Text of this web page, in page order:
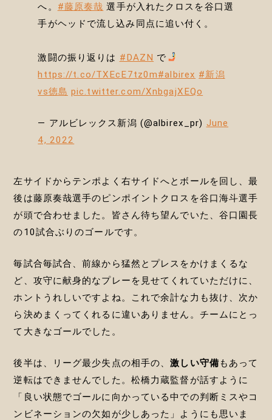
へ。 #藤原奏哉 選手が入れたクロスを谷口選
手がヘッドで流し込み同点に追い付く。
激闘の振り返りは #DAZN で
https://t.co/TXEcE7tz0m#albirex #新潟
vs徳島 pic.twitter.com/XnbgajXEQo
— アルビレックス新潟 (@albirex_pr) June
4, 2022
左サイドからテンポよく右サイドへとボールを回し、最
後は藤原奏哉選手のピンポイントクロスを谷口海斗選手
が頭で合わせました。皆さん待ち望んでいた、谷口園長
の10試合ぶりのゴールです。
毎試合毎試合、前線から猛然とプレスをかけまくるな
ど、攻守に献身的なプレーを見せてくれていただけに、
ホントうれしいですよね。これで余計な力も抜け、次か
ら決めまくってくれるに違いありません。チームにとっ
て大きなゴールでした。
後半は、リーグ最少失点の相手の、激しい守備 もあって
逆転はできませんでした。松橋力蔵監督が話すように
「良い状態でゴールに向かっている中での判断ミスやコ
ンビネーションの欠如が少しあった」ようにも思いま